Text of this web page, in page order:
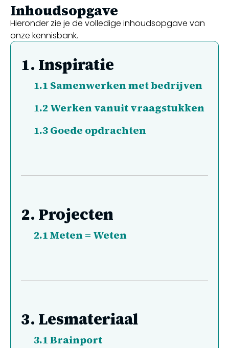
Inhoudsopgave
Hieronder zie je de volledige inhoudsopgave van
onze kennisbank.
1. Inspiratie
1.1 Samenwerken met bedrijven
1.2 Werken vanuit vraagstukken
1.3Goede opdrachten
2. Projecten
2.1Meten = Weten
3. Lesmateriaal
3.1Brainport